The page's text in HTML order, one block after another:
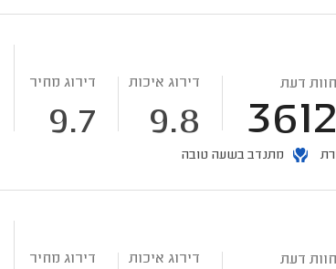
חוות דעת
3612
דירוג איכות
9.8
דירוג מחיר
9.7
מתנדב בשעה טובה
חוות דעת דירוג איכות דירוג מחיר